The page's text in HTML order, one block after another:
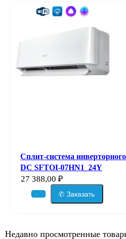
Сплит-система
DC SFTOI-07HN1_24Y
27 388,00 ₽
✆ Заказать
Недавно просмотренные